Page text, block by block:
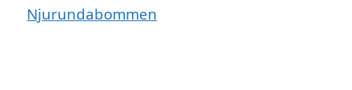
Njurundabommen